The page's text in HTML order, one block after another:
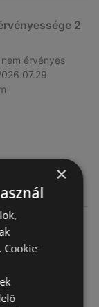
2
érvényes
2
érvényes
×
Cookie-